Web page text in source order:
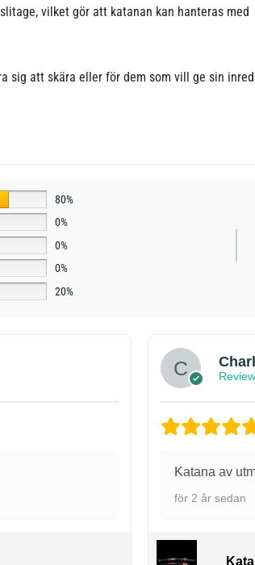
vilket gör att katanan kan hanteras med
sig att skära eller för dem som vill ge sin
80%
0%
0%
0%
20%
Katana av
för 2 år sedan